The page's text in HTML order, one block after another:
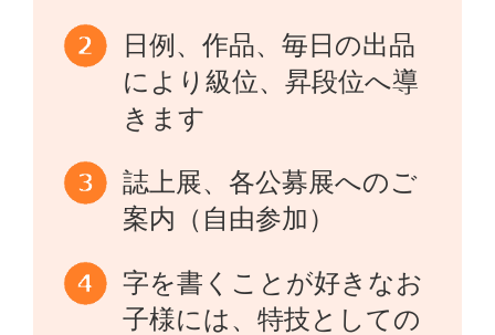
日例、作品、毎日の出品
により級位、昇段位へ導
きます
誌上展、各公募展へのご
案内（自由参加）
字を書くことが好きなお
子様には、特技としての